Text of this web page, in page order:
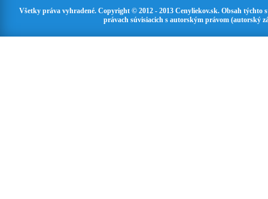
Všetky práva vyhradené. Copyright © 2012 - 2013 Cenyliekov.sk. Obsah
právach súvisiacich s autorským právom (autorský